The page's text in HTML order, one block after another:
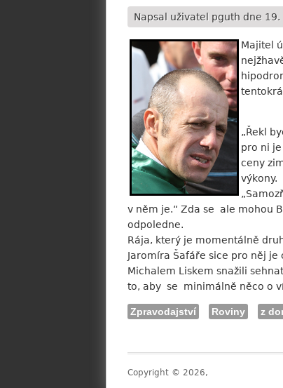
Napsal uživatel pguth dne 19.
Majitel
„Řekl
pro ni
ceny
výkony.
v něm je.“ Zda se ale mohou
odpoledne.
Rája, který je momentálně
Jaromíra Šafáře sice pro něj
Michalem Liskem snažili
to, aby se minimálně něco o
Zpravodajství Roviny z
Copyright © 2026,